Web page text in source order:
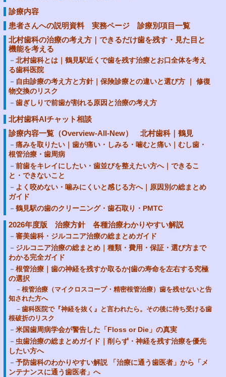
診療内容
患者さんへの説明資料 実務ページ 診療別項目一覧
北村歯科の治療の考え方｜できるだけ歯を残す・見た目と
機能を考える
北村歯科とは｜鶴見駅近くで歯を残す治療とお口全体を考え
る歯科医院
自由診療の考え方と方針｜保険診療との違いと選び方 ｜ 修復
物交換のリスク
歯ぎしりで前歯が割れる原因と治療の考え方
北村歯科AIチャット相談
診療内容一覧（Overview-All-New） 北村歯科｜鶴見
痛みを取りたい｜歯が痛い・しみる・噛むと痛い｜むし歯・
根管治療・歯周病
前歯をキレイにしたい・歯並びを整えたい方へ｜できるこ
と・できないこと
よく咬めない・噛みにくいと感じる方へ｜原因別の総まとめ
ガイド
鶴見駅の歯のクリーニング・歯石取り・PMTC
2026年度版 治療方針 各種治療わかりやすい解説
審美歯科・ジルコニア治療の総まとめガイド
ジルコニア治療の総まとめ｜種類・費用・保証・選び方まで
わかる完全ガイド
根管治療｜歯の神経を残すか取るか|歯の寿命を左右する究極
の選択
根管治療（マイクロスコープ・精密根管治療）歯を残せないと告
知された方へ
歯科医院で『神経を抜く』と言われたら。その後に待ち受ける歯
根破折のリスク
米国歯周病学会が警告した「Floss or Die」の真実
虫歯治療の総まとめガイド｜削らず・神経を残す治療を優先
したい方へ
予防歯科のわかりやすい解説 「治療に通う歯医者」から「メ
ンテナンスに通う歯医者」へ